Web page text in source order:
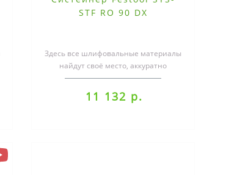
STF RO 90 DX
Здесь все шлифовальные материалы
найдут своё место, аккуратно
рассортированные, защищённые от
влаги ..
11 132 р.